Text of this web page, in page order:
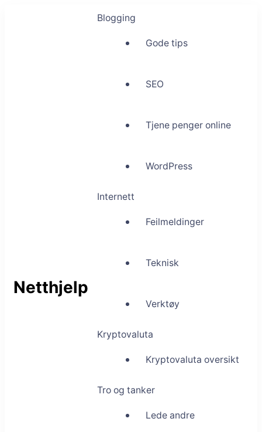
Netthjelp
Blogging
Gode tips
SEO
Tjene penger online
WordPress
Internett
Feilmeldinger
Teknisk
Verktøy
Kryptovaluta
Kryptovaluta oversikt
Tro og tanker
Lede andre